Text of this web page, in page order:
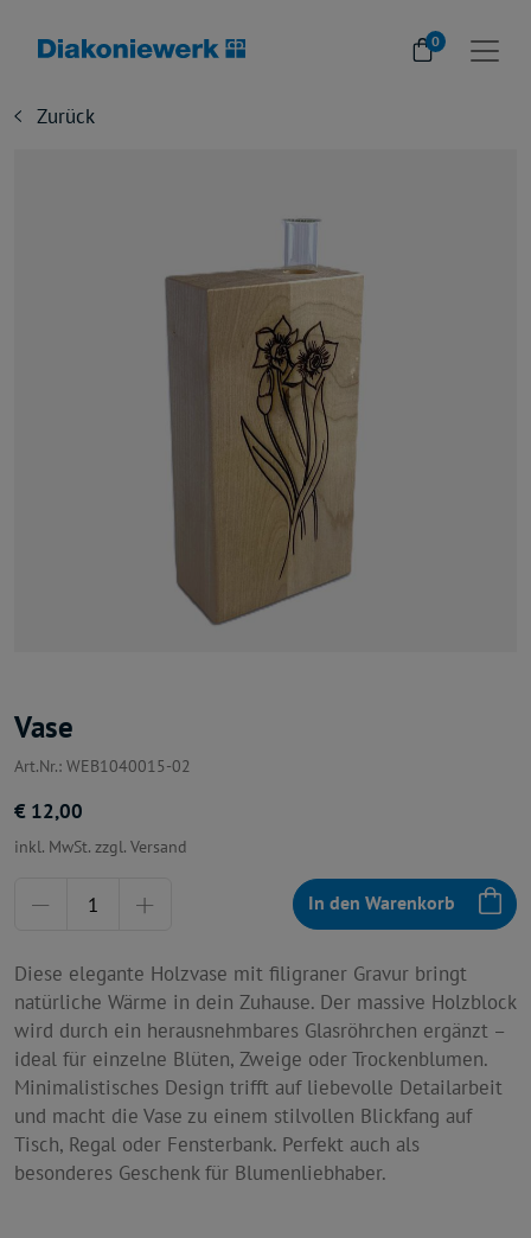
0
Zurück
Vase
Art.Nr.: WEB1040015-02
€ 12,00
inkl. MwSt. zzgl. Versand
In den Warenkorb
Diese elegante Holzvase mit filigraner Gravur bringt
natürliche Wärme in dein Zuhause. Der massive Holzblock
wird durch ein herausnehmbares Glasröhrchen ergänzt –
ideal für einzelne Blüten, Zweige oder Trockenblumen.
Minimalistisches Design trifft auf liebevolle Detailarbeit
und macht die Vase zu einem stilvollen Blickfang auf
Tisch, Regal oder Fensterbank. Perfekt auch als
besonderes Geschenk für Blumenliebhaber.